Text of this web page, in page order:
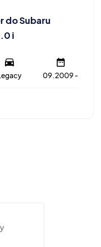
do Subaru
i
09.2009 -